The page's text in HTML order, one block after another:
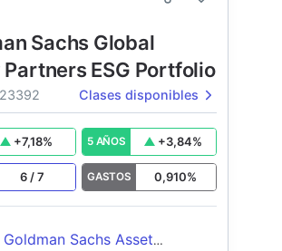
Sachs Global
Partners ESG Portfolio
Clases disponibles
+7,18% 5 AÑOS +3,84%
6 /7 GASTOS 0,910%
Goldman Sachs Asset